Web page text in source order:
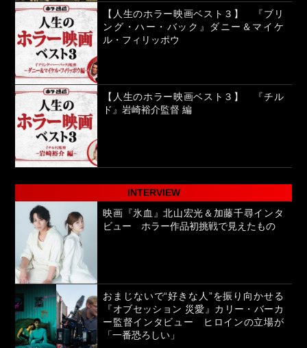
【人生のホラー映画ベスト３】 『ブリ
ング・ハー・バック』ダニー＆マイケ
ル・フィリッポウ
【人生のホラー映画ベスト３】 『チル
ド』岩崎裕介監督 編
INTERVIEW
映画『氷血』北山宏光＆加藤千尋インタ
ビュー ホラー作品初挑戦で見えたもの
おまじないで“好きな人”を振り向かせる
『オブセッション 災愛』カリー・バーカ
ー監督インタビュー ヒロインの立場が
「一番恐ろしい」